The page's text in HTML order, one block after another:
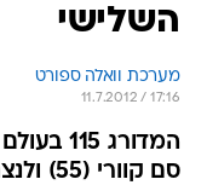
השלישי
מערכת וואלה ספורט
11.7.2012 / 17:16
המדורג